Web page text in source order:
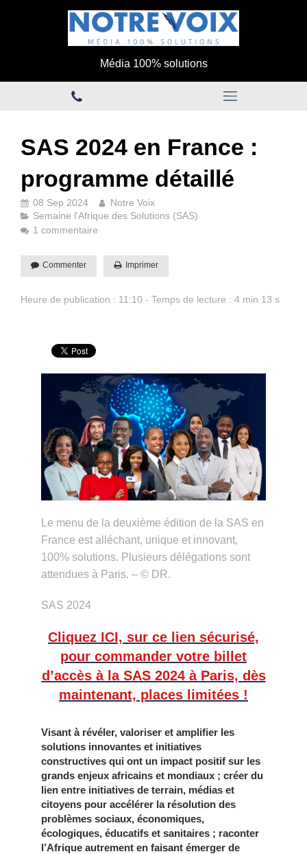
Média 100% solutions
SAS 2024 en France :
programme détaillé
08 Sep 2024
Notre Voix
Semaine l'Afrique des Solutions (SAS)
1 commentaire
Commenter Imprimer
Heure de publication : 11:10 - Temps de lecture : 4 min 13 s
Le menu de la deuxième édition de la SAS en
France est alléchant, unique et innovant,
100% solutions. Plusieurs délégations sont
attendues à Paris. – © DR.
SAS 2024
Cliquez ICI, sur ce lien sécurisé,
pour commander votre billet
d’accès à la SAS 2024 à Paris, dès
maintenant, places limitées !
Visant à révéler, valoriser et amplifier les
solutions innovantes et initiatives
constructives qui ont un impact positif sur les
grands enjeux africains et mondiaux ; créer du
lien entre initiatives de terrain, médias et
citoyens pour accélérer la résolution des
problèmes sociaux, économiques,
écologiques, éducatifs et sanitaires ; raconter
l’Afrique autrement en faisant émerger de